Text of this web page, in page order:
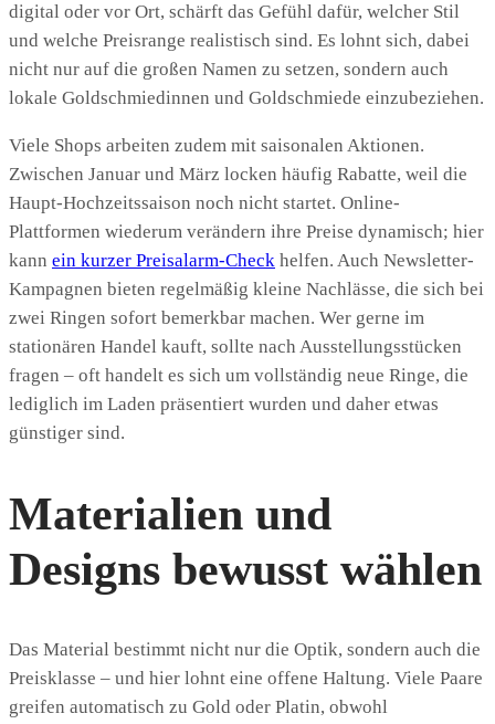
digital oder vor Ort, schärft das Gefühl dafür, welcher Stil
und welche Preisrange realistisch sind. Es lohnt sich, dabei
nicht nur auf die großen Namen zu setzen, sondern auch
lokale Goldschmiedinnen und Goldschmiede einzubeziehen.
Viele Shops arbeiten zudem mit saisonalen Aktionen.
Zwischen Januar und März locken häufig Rabatte, weil die
Haupt-Hochzeitssaison noch nicht startet. Online-
Plattformen wiederum verändern ihre Preise dynamisch; hier
kann ein kurzer Preisalarm-Check helfen. Auch Newsletter-
Kampagnen bieten regelmäßig kleine Nachlässe, die sich bei
zwei Ringen sofort bemerkbar machen. Wer gerne im
stationären Handel kauft, sollte nach Ausstellungsstücken
fragen – oft handelt es sich um vollständig neue Ringe, die
lediglich im Laden präsentiert wurden und daher etwas
günstiger sind.
Materialien und
Designs bewusst wählen
Das Material bestimmt nicht nur die Optik, sondern auch die
Preisklasse – und hier lohnt eine offene Haltung. Viele Paare
greifen automatisch zu Gold oder Platin, obwohl